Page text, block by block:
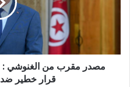
الاعلان
مصدر مقرب من الغنوشي :
قرار خطير